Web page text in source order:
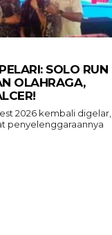
SOLO RUN
OLAHRAGA,
2026 kembali digelar,
penyelenggaraannya